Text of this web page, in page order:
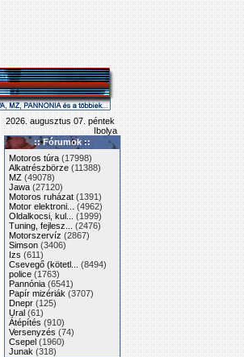
2026. augusztus 07. péntek
Ibolya
:: Fórumok ::
Motoros túra (17998)
Alkatrészbörze (11388)
MZ (49078)
Jawa (27120)
Motoros ruházat (1391)
Motor elektroni...
(4962)
Oldalkocsi, kul...
(1999)
Tuning, fejlesz...
(2476)
Motorszervíz (2867)
Simson (3406)
Izs (611)
Csevegő (kötetl...
(8494)
police (1763)
Pannónia (6541)
Papír mizériák (3707)
Dnepr (125)
Ural (61)
Átépítés (910)
Versenyzés (74)
Csepel (1960)
Junak (318)